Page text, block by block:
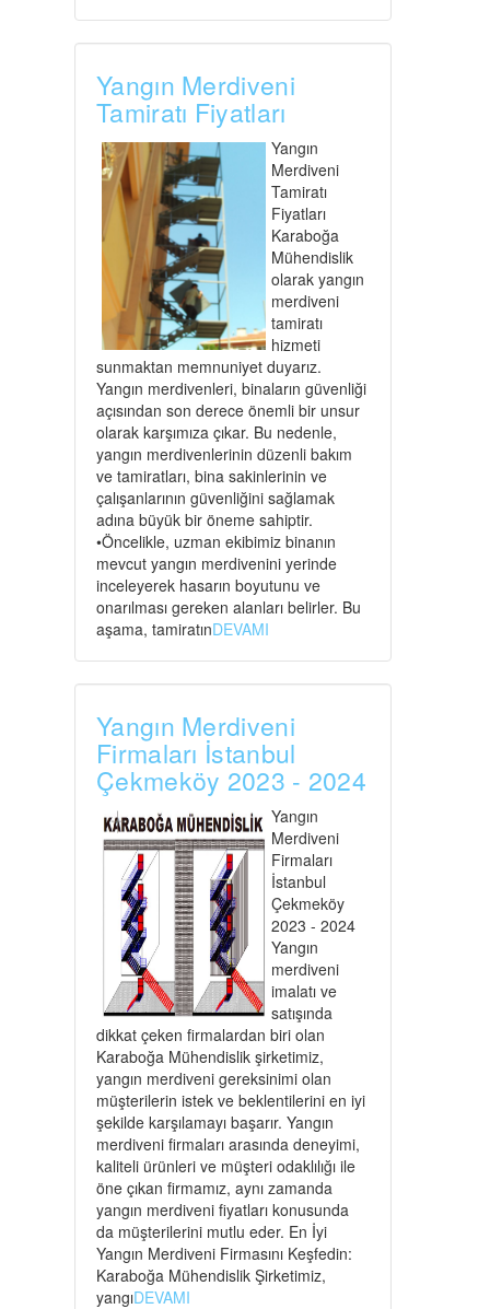
Yangın Merdiveni
Tamiratı Fiyatları
Yangın
Merdiveni
Tamiratı
Fiyatları
Karaboğa
Mühendislik
olarak yangın
merdiveni
tamiratı
hizmeti
sunmaktan memnuniyet duyarız.
Yangın merdivenleri, binaların güvenliği
açısından son derece önemli bir unsur
olarak karşımıza çıkar. Bu nedenle,
yangın merdivenlerinin düzenli bakım
ve tamiratları, bina sakinlerinin ve
çalışanlarının güvenliğini sağlamak
adına büyük bir öneme sahiptir.
•Öncelikle, uzman ekibimiz binanın
mevcut yangın merdivenini yerinde
inceleyerek hasarın boyutunu ve
onarılması gereken alanları belirler. Bu
aşama, tamiratınDEVAMI
Yangın Merdiveni
Firmaları İstanbul
Çekmeköy 2023 - 2024
Yangın
Merdiveni
Firmaları
İstanbul
Çekmeköy
2023 - 2024
Yangın
merdiveni
imalatı ve
satışında
dikkat çeken firmalardan biri olan
Karaboğa Mühendislik şirketimiz,
yangın merdiveni gereksinimi olan
müşterilerin istek ve beklentilerini en iyi
şekilde karşılamayı başarır. Yangın
merdiveni firmaları arasında deneyimi,
kaliteli ürünleri ve müşteri odaklılığı ile
öne çıkan firmamız, aynı zamanda
yangın merdiveni fiyatları konusunda
da müşterilerini mutlu eder. En İyi
Yangın Merdiveni Firmasını Keşfedin:
Karaboğa Mühendislik Şirketimiz,
yangıDEVAMI